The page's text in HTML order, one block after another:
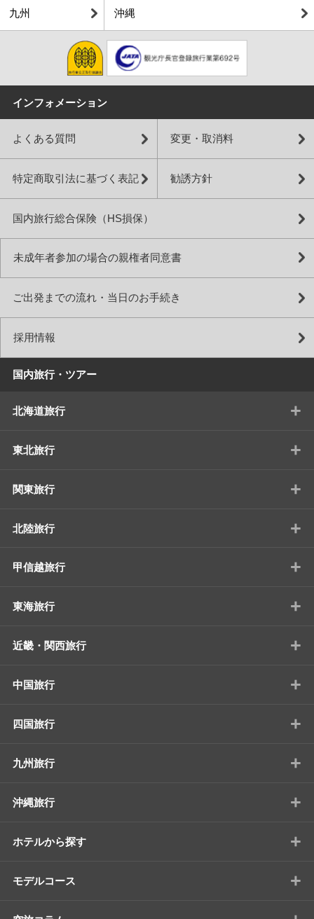
九州 沖縄
インフォメーション
よくある質問 変更・取消料
特定商取引法に基づく表記 勧誘方針
国内旅行総合保険（HS損保）
未成年者参加の場合の親権者同意書
ご出発までの流れ・当日のお手続き
採用情報
国内旅行・ツアー
北海道旅行 +
東北旅行 +
関東旅行 +
北陸旅行 +
甲信越旅行 +
東海旅行 +
近畿・関西旅行 +
中国旅行 +
四国旅行 +
九州旅行 +
沖縄旅行 +
ホテルから探す +
モデルコース +